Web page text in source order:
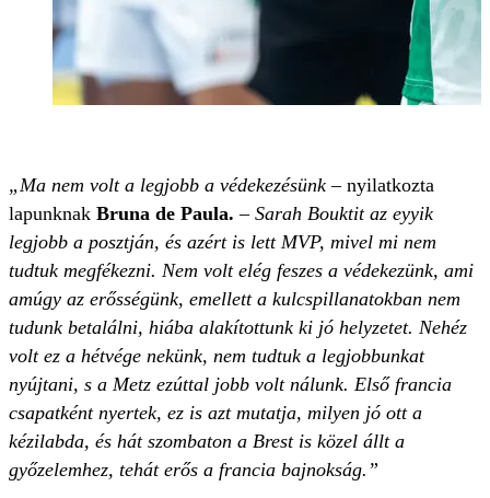
„Ma nem volt a legjobb a védekezésünk– nyilatkozta
lapunknak Bruna de Paula.– Sarah Bouktit az eyyik
legjobb a posztján, és azért is lett MVP, mivel mi nem
tudtuk megfékezni. Nem volt elég feszes a védekezünk, ami
amúgy az erősségünk, emellett a kulcspillanatokban nem
tudunk betalálni, hiába alakítottunk ki jó helyzetet. Nehéz
volt ez a hétvége nekünk, nem tudtuk a legjobbunkat
nyújtani, s a Metz ezúttal jobb volt nálunk. Első francia
csapatként nyertek, ez is azt mutatja, milyen jó ott a
kézilabda, és hát szombaton a Brest is közel állt a
győzelemhez, tehát erős a francia bajnokság.”